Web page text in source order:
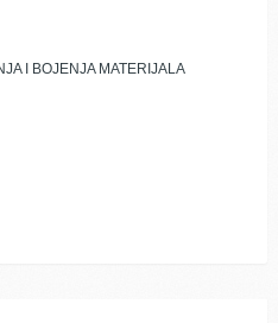
I BOJENJA MATERIJALA